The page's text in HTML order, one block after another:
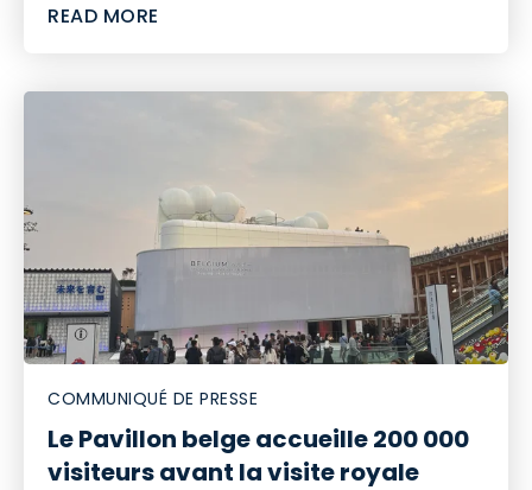
READ MORE
COMMUNIQUÉ DE PRESSE
Le Pavillon belge accueille 200 000
visiteurs avant la visite royale